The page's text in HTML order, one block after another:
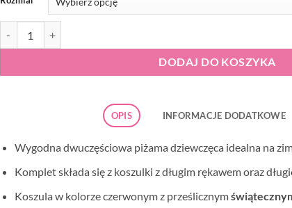
DODAJ DO KOSZYKA
OPIS INFORMACJE DODATKOWE
Wygodna dwuczęściowa piżama dziewczęca idealna na
Komplet składa się z koszulki z długim rękawem oraz
Koszula w kolorze czerwonym z prześlicznym